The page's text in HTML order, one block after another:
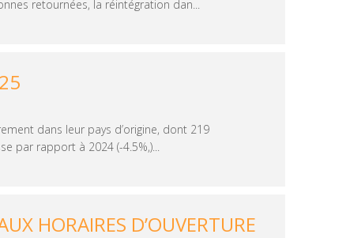
retournées, la réintégration dan...
dans leur pays d’origine, dont 219
par rapport à 2024 (-4.5%,)...
HORAIRES D’OUVERTURE